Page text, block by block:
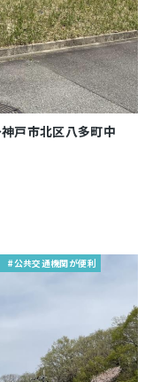
戸市北区八多町中
#公共交通機関が便利